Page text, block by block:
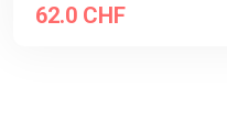
62.0 CHF